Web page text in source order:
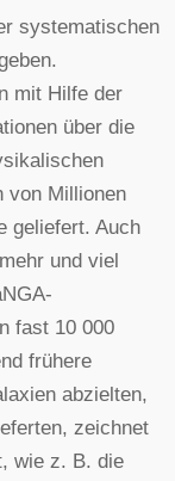
systematischen
mit Hilfe der
über die
von Millionen
geliefert. Auch
und viel
fast 10 000
frühere
abzielten,
zeichnet
wie z. B. die